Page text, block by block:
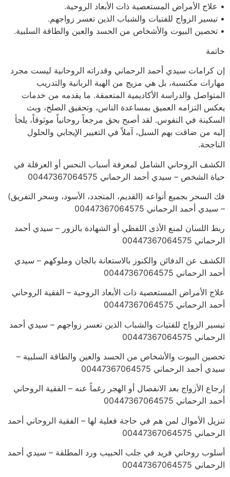
• علاج الأمراض المستعصية ذات الأبعاد الروحية.
• تيسير الزواج للفتيات والشباب الذين تعسر زواجهم.
• تحصين البيوت والأشخاص من الحسد والعين والطاقة السلبية.
خاتمة
إن كرامات سيدي أحمد الرحماني وقدراته الروحانية ليست مجرد
مهارات مكتسبة، بل هي مزيج من الهبة الربانية والتدريب
المتواصل والدراسة الأكاديمية المتعمقة. ما يقدمه من خدمات
يعكس التزامه العميق بمساعدة الناس، وتحقيق الصلح، وبث
السكينة في النفوس. لقد أصبح بحق مرجعاً روحانياً موثوقاً، يلجأ
إليه من ضاقت بهم السبل، آملاً في التغيير الإيجابي والحلول
الناجحة.
الكشف الروحاني الشامل لمعرفة أسباب النحس أو العرقلة في
حياة الشخص – سيدي أحمد الرحماني 00447367064575
فك السحر بجميع أنواعه (القديم، المتجدد، الأسود، وسحر التفريق)
– سيدي أحمد الرحماني 00447367064575
ربط اللسان لمنع الأذى اللفظي أو الشهادة بالزور – سيدي أحمد
الرحماني 00447367064575
الكشف عن الدفائن والكنوز بالاستعانة بالجان وملوكهم – سيدي
أحمد الرحماني 00447367064575
علاج الأمراض المستعصية ذات الأبعاد الروحية – الفقية الروحاني
أحمد الرحماني 00447367064575
تيسير الزواج للفتيات والشباب الذين تعسر زواجهم – سيدي أحمد
الرحماني 00447367064575
تحصين البيوت والأشخاص من الحسد والعين والطاقة السلبية –
سيدي أحمد الرحماني 00447367064575
إرجاع الأزواج بعد الانفصال أو الهجر رغماً عنه – الفقية الروحاني
أحمد الرحماني 00447367064575
تنزيل الأموال لمن هم في حاجة فعلية لها – الفقية الروحاني أحمد
الرحماني 00447367064575
أسلوب روحاني فريد في جلب الحبيب ورد المطلقة – سيدي أحمد
الرحماني 00447367064575